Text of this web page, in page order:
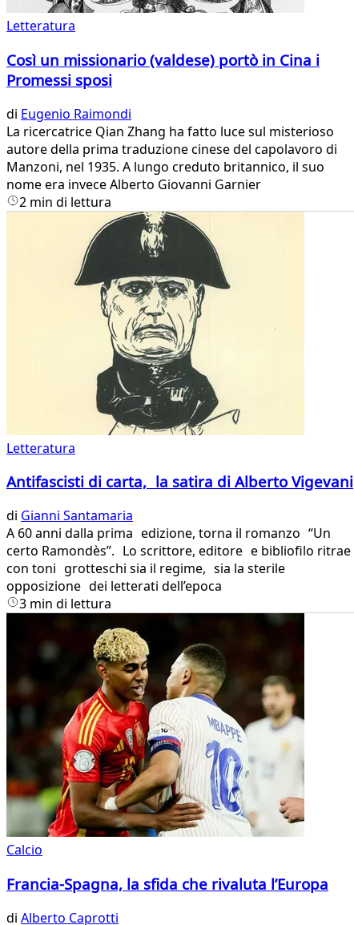
Letteratura
Così un missionario (valdese) portò in Cina i
Promessi sposi
di Eugenio Raimondi
La ricercatrice Qian Zhang ha fatto luce sul misterioso
autore della prima traduzione cinese del capolavoro di
Manzoni, nel 1935. A lungo creduto britannico, il suo
nome era invece Alberto Giovanni Garnier
2 min di lettura
Letteratura
Antifascisti di carta, la satira di Alberto Vigevani
di Gianni Santamaria
A 60 anni dalla prima edizione, torna il romanzo “Un
certo Ramondès”. Lo scrittore, editore e bibliofilo ritrae
con toni grotteschi sia il regime, sia la sterile
opposizione dei letterati dell’epoca
3 min di lettura
Calcio
Francia-Spagna, la sfida che rivaluta l’Europa
di Alberto Caprotti